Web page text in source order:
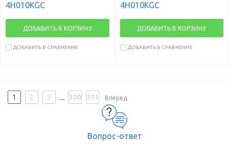
4H010KGC
ДОБАВИТЬ В КОРЗИНУ
ДОБАВИТЬ В СРАВНЕНИЕ
4H010KGC
ДОБАВИТЬ В КОРЗИНУ
ДОБАВИТЬ В СРАВНЕНИЕ
1 2 3 ... 300 301 Вперед
Вопрос-ответ